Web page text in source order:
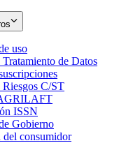
uso
in
new
window
de Datos
in
C/ST
new
window
ISSN
in
new
Gobierno
in
del consumidorOpens